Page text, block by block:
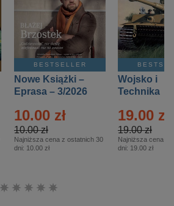
BESTSELLER
Nowe Książki –
Eprasa – 3/2026
10.00 zł
10.00 zł
Najniższa cena z ostatnich 30
dni: 10.00 zł
Wojsko i
Technika
– 2/2026
19.00 zł
19.00 zł
Najniższa cena z
dni: 19.00 zł
Ocena: